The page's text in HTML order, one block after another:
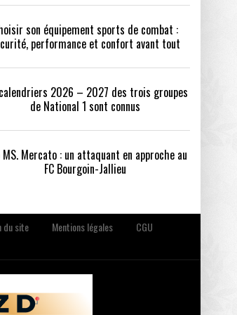
son équipement sports de combat :
performance et confort avant tout
2026 – 2027 des trois groupes
de National 1 sont connus
Mercato : un attaquant en approche au
FC Bourgoin-Jallieu
du site Mentions légales
CGU